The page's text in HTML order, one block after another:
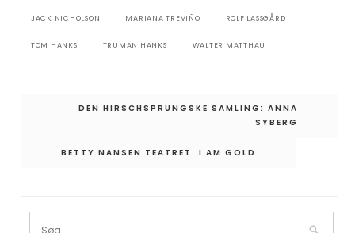
JACK NICHOLSON MARIANA TREVIÑO ROLF LASSGÅRD
TOM HANKS TRUMAN HANKS WALTER MATTHAU
Indlægsnavigation
DEN HIRSCHSPRUNGSKE SAMLING: ANNA
SYBERG
BETTY NANSEN TEATRET: I AM GOLD